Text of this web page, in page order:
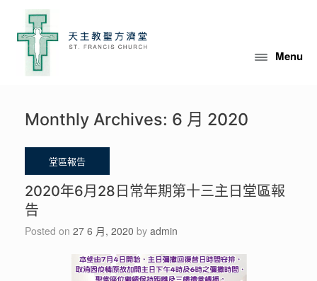
content
Menu
Monthly Archives: 6 月 2020
2020年6月28日常年期第十三主日堂區報
告
Posted on 27 6 月, 2020 by admin